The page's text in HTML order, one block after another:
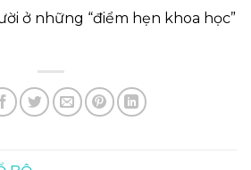
ở những “điểm hẹn khoa học”